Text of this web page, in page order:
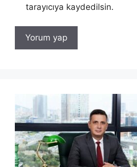
tarayıcıya kaydedilsin.